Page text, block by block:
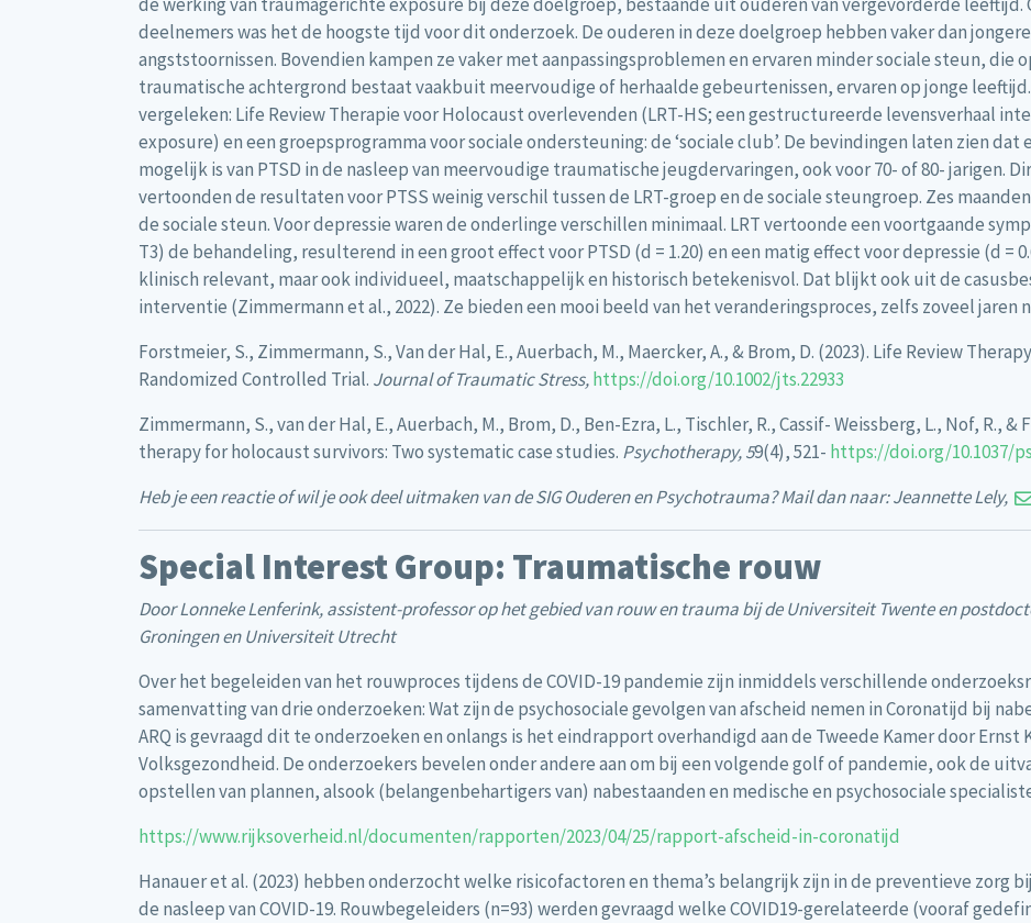
deelnemers was het de hoogste tijd voor dit onderzoek. De ouderen in deze doelgroep hebben vaker dan
angststoornissen. Bovendien kampen ze vaker met aanpassingsproblemen en ervaren minder sociale steun, die
traumatische achtergrond bestaat vaakbuit meervoudige of herhaalde gebeurtenissen, ervaren op jonge
vergeleken: Life Review Therapie voor Holocaust overlevenden (LRT-HS; een gestructureerde levensverhaal
exposure) en een groepsprogramma voor sociale ondersteuning: de ‘sociale club’. De bevindingen laten zien
mogelijk is van PTSD in de nasleep van meervoudige traumatische jeugdervaringen, ook voor 70- of 80- jarigen.
vertoonden de resultaten voor PTSS weinig verschil tussen de LRT-groep en de sociale steungroep. Zes
de sociale steun. Voor depressie waren de onderlinge verschillen minimaal. LRT vertoonde een voortgaande
T3) de behandeling, resulterend in een groot effect voor PTSD (d = 1.20) en een matig effect voor depressie (d =
klinisch relevant, maar ook individueel, maatschappelijk en historisch betekenisvol. Dat blijkt ook uit de
interventie (Zimmermann et al., 2022). Ze bieden een mooi beeld van het veranderingsproces, zelfs zoveel jaren
Forstmeier, S., Zimmermann, S., Van der Hal, E., Auerbach, M., Maercker, A., & Brom, D. (2023). Life Review
Randomized Controlled Trial. Journal of Traumatic Stress,https://doi.org/10.1002/jts.22933
Zimmermann, S., van der Hal, E., Auerbach, M., Brom, D., Ben-Ezra, L., Tischler, R., Cassif- Weissberg, L., Nof, R.,
therapy for holocaust survivors: Two systematic case studies. Psychotherapy, 59(4), 521- https://doi.org/10.1037/
Heb je een reactie of wil je ook deel uitmaken van de SIG Ouderen en Psychotrauma? Mail dan naar: Jeannette Lely,
Special Interest Group: Traumatische rouw
Door Lonneke Lenferink, assistent-professor op het gebied van rouw en trauma bij de Universiteit Twente en
Groningen en Universiteit Utrecht
Over het begeleiden van het rouwproces tijdens de COVID-19 pandemie zijn inmiddels verschillende
samenvatting van drie onderzoeken: Wat zijn de psychosociale gevolgen van afscheid nemen in Coronatijd bij
ARQ is gevraagd dit te onderzoeken en onlangs is het eindrapport overhandigd aan de Tweede Kamer door Ernst
Volksgezondheid. De onderzoekers bevelen onder andere aan om bij een volgende golf of pandemie, ook de
opstellen van plannen, alsook (belangenbehartigers van) nabestaanden en medische en psychosociale
https://www.rijksoverheid.nl/documenten/rapporten/2023/04/25/rapport-afscheid-in-coronatijd
Hanauer et al. (2023) hebben onderzocht welke risicofactoren en thema’s belangrijk zijn in de preventieve zorg
de nasleep van COVID-19. Rouwbegeleiders (n=93) werden gevraagd welke COVID19-gerelateerde (vooraf